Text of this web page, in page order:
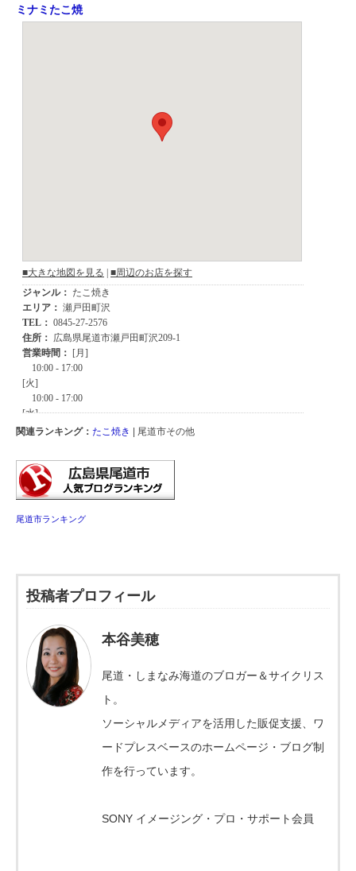
ミナミたこ焼
関連ランキング： たこ焼き | 尾道市その他
尾道市ランキング
投稿者プロフィール
本谷美穂
尾道・しまなみ海道のブロガー＆サイクリス
ト。
ソーシャルメディアを活用した販促支援、ワ
ードプレスベースのホームページ・ブログ制
作を行っています。
SONY イメージング・プロ・サポート会員